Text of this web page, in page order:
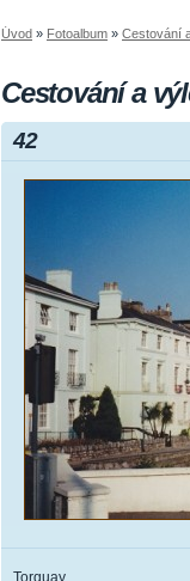
Úvod » Fotoalbum » Cestování
Cestování a
42
Torquay